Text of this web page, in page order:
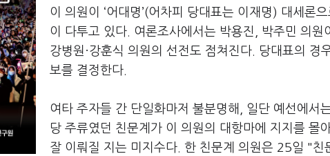
이 의원이 ‘어대명’(어차피 당대표는 이재명) 대세론
이 다투고 있다. 여론조사에서는 박용진, 박주민 의
강병원·강훈식 의원의 선전도 점쳐진다. 당대표의
보를 결정한다.
여타 주자들 간 단일화마저 불분명해, 일단 예선에서
당 주류였던 친문계가 이 의원의 대항마에 지지를 몰
잘 이뤄질 지는 미지수다. 한 친문계 의원은 25일 "